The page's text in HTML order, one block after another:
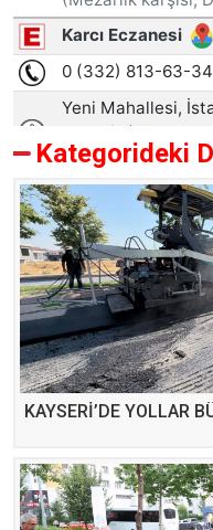
Kategorideki
KAYSERİ’DE YOLLAR